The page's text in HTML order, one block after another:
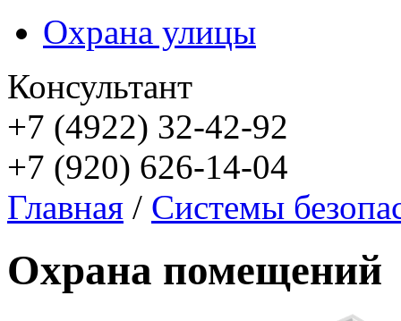
Охрана улицы
Консультант
+7 (4922) 32-42-92
+7 (920) 626-14-04
Главная / Системы
Охрана помещений